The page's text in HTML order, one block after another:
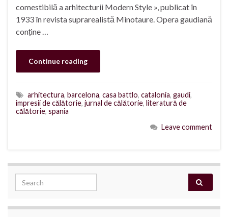
comestibilă a arhitecturii Modern Style », publicat în
1933 în revista suprarealistă Minotaure. Opera gaudiană
conține …
Continue reading
arhitectura, barcelona, casa battlo, catalonia, gaudi,
impresii de călătorie, jurnal de călătorie, literatură de
călătorie, spania
Leave comment
Search for: